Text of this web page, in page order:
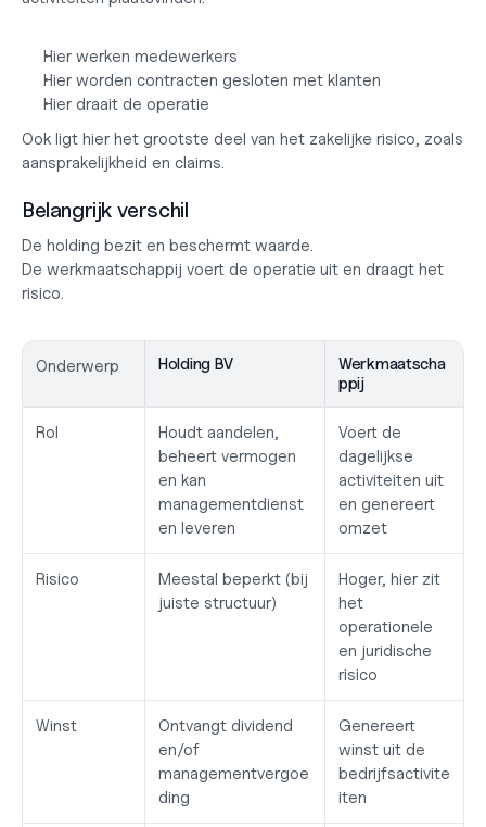
Hier werken medewerkers
Hier worden contracten gesloten met klanten
Hier draait de operatie
Ook ligt hier het grootste deel van het zakelijke risico, zoals
aansprakelijkheid en claims.
Belangrijk verschil
De holding bezit en beschermt waarde.
De werkmaatschappij voert de operatie uit en draagt het
risico.
Onderwerp Holding BV
Werkmaatscha
ppij
Rol
Houdt aandelen,
beheert vermogen
en kan
managementdienst
en leveren
Voert de
dagelijkse
activiteiten uit
en genereert
omzet
Risico
Meestal beperkt (bij
juiste structuur)
Hoger, hier zit
het
operationele
en juridische
risico
Winst
Ontvangt dividend
en/of
managementvergoe
ding
Genereert
winst uit de
bedrijfsactivite
iten